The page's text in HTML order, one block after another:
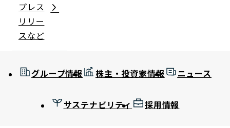
プレス
リリー
スなど
グループ情報 株主・投資家情報 ニュース
サステナビリティ 採用情報